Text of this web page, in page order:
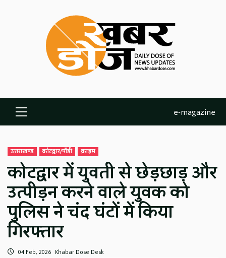
Primary
Menu
e-magazine
उत्तराखण्ड कोटद्वार/पौड़ी क्राइम
कोटद्वार में युवती से छेड़छाड़ और
उत्पीड़न करने वाले युवक को
पुलिस ने चंद घंटों में किया
गिरफ्तार
04 Feb, 2026 Khabar Dose Desk